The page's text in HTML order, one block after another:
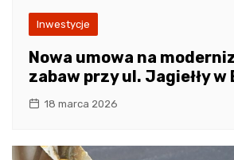
Inwestycje
Nowa umowa na
zabaw przy ul. Jagiełły
18 marca 2026